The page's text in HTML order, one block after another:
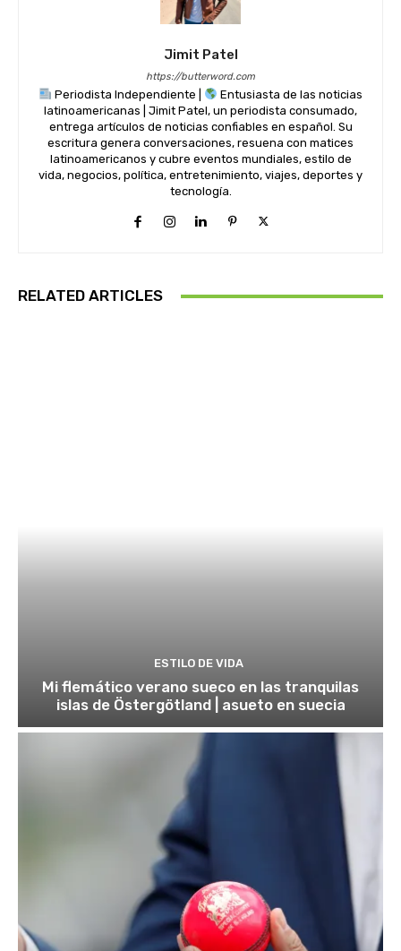
Jimit Patel
https://butterword.com
Periodista Independiente |
Entusiasta de las noticias
latinoamericanas | Jimit Patel, un periodista consumado,
entrega artículos de noticias confiables en español. Su
escritura genera conversaciones, resuena con matices
latinoamericanos y cubre eventos mundiales, estilo de
vida, negocios, política, entretenimiento, viajes, deportes y
tecnología.
RELATED ARTICLES
ESTILO DE VIDA
Mi flemático verano sueco en las tranquilas
islas de Östergötland | asueto en suecia